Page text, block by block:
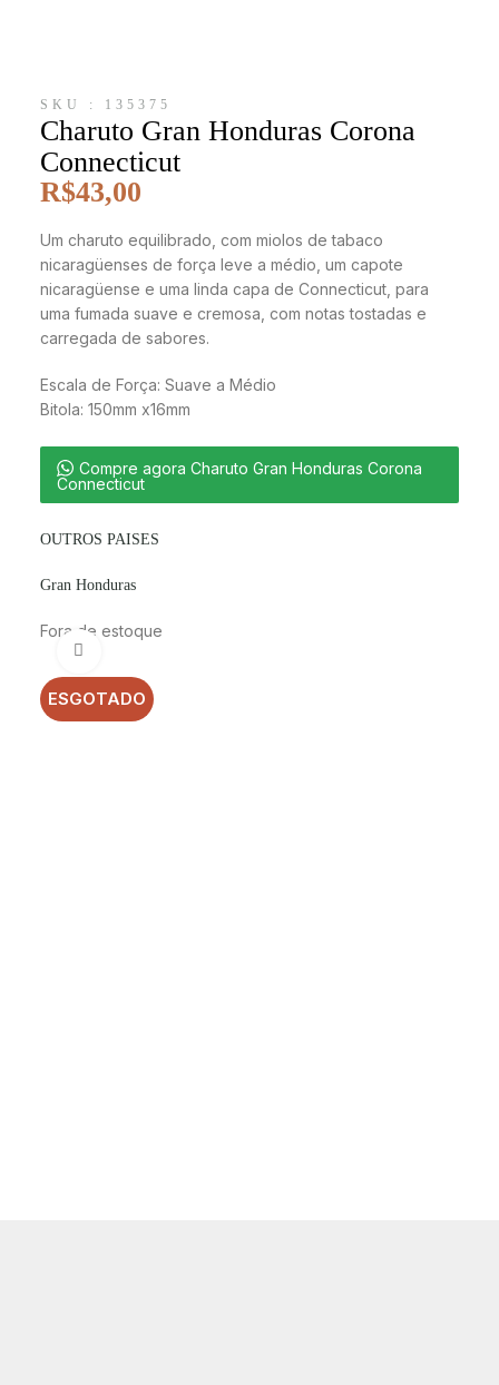
ESGOTADO
SKU : 135375
Charuto Gran Honduras Corona
Connecticut
R$43,00
Um charuto equilibrado, com miolos de tabaco
nicaragüenses de força leve a médio, um capote
nicaragüense e uma linda capa de Connecticut, para
uma fumada suave e cremosa, com notas tostadas e
carregada de sabores.
Escala de Força: Suave a Médio
Bitola: 150mm x16mm
Compre agora Charuto Gran Honduras Corona
Connecticut
OUTROS PAISES
Gran Honduras
Fora de estoque